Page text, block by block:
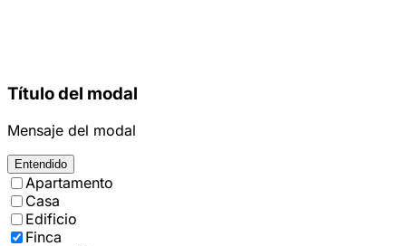
Título del modal
Mensaje del modal
Entendido
Apartamento
Casa
Edificio
Finca